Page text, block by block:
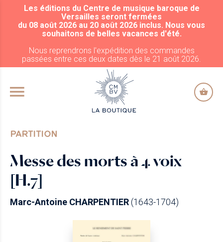
ALLER AU CONTENU PRINCIPAL
Les éditions du Centre de musique baroque de
Versailles seront fermées
du 08 août 2026 au 20 août 2026 inclus. Nous vous
souhaitons de belles vacances d'été.
Nous reprendrons l'expédition des commandes
passées entre ces deux dates dès le 21 août 2026.
PARTITION
Messe des morts à 4 voix
[H.7]
Marc-Antoine CHARPENTIER(1643-1704)